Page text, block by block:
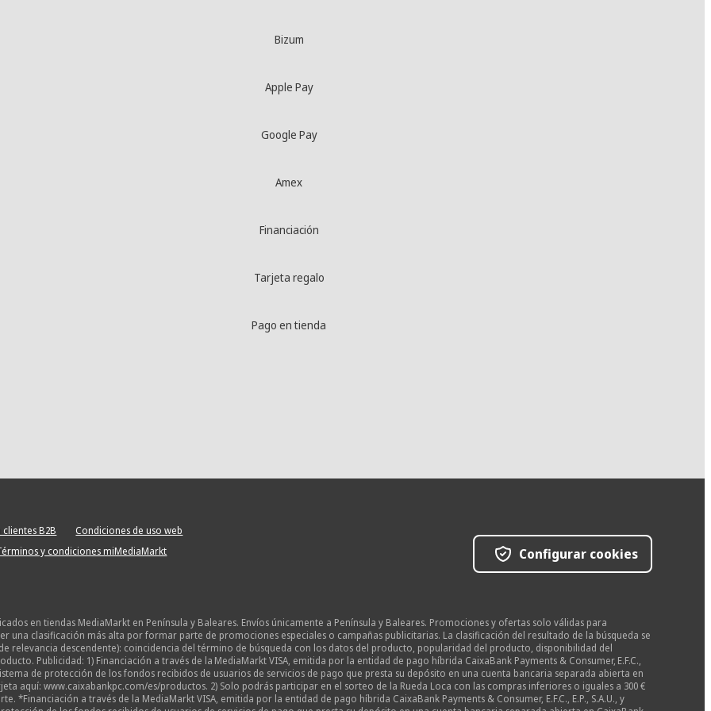
Bizum
Apple Pay
Google Pay
Amex
Financiación
Tarjeta regalo
Pago en tienda
B2B
Condiciones de uso web
y condiciones miMediaMarkt
Configurar cookies
en tiendas MediaMarkt en Península y Baleares. Envíos únicamente a Península y Baleares. Promociones y ofertas solo válidas para
una clasificación más alta por formar parte de promociones especiales o campañas publicitarias. La clasificación del resultado de la búsqueda se
relevancia descendente): coincidencia del término de búsqueda con los datos del producto, popularidad del producto, disponibilidad del
Publicidad: 1) Financiación a través de la MediaMarkt VISA, emitida por la entidad de pago híbrida CaixaBank Payments & Consumer, E.F.C.,
de protección de los fondos recibidos de usuarios de servicios de pago que presta su depósito en una cuenta bancaria separada abierta en
aquí: www.caixabankpc.com/es/productos. 2) Solo podrás participar en el sorteo de la Rueda Loca con las compras inferiores o iguales a 300 €
*Financiación a través de la MediaMarkt VISA, emitida por la entidad de pago híbrida CaixaBank Payments & Consumer, E.F.C., E.P., S.A.U., y